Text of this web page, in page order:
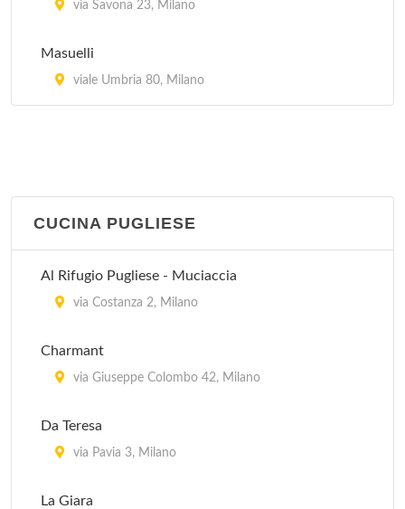
Da Berti
Da Francesca
viale Argonne 32, Milano
via Savona 23, Milano
Masuelli
viale Umbria 80, Milano
CUCINA PUGLIESE
Al Rifugio Pugliese - Muciaccia
via Costanza 2, Milano
Charmant
via Giuseppe Colombo 42, Milano
Da Teresa
via Pavia 3, Milano
La Giara